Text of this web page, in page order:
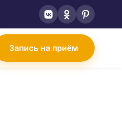
Запись на приём